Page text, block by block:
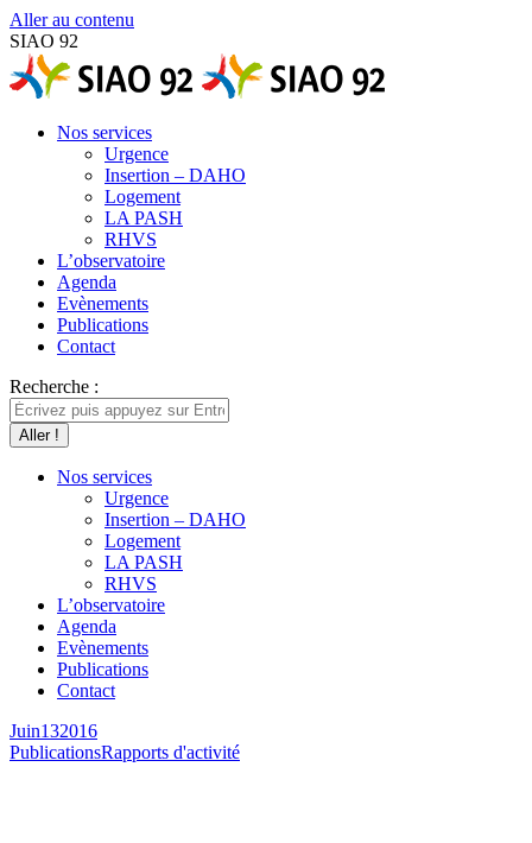
Aller au contenu
SIAO 92
Nos services
Urgence
Insertion – DAHO
Logement
LA PASH
RHVS
L’observatoire
Agenda
Evènements
Publications
Contact
Recherche :
Nos services
Urgence
Insertion – DAHO
Logement
LA PASH
RHVS
L’observatoire
Agenda
Evènements
Publications
Contact
Juin132016
PublicationsRapports d'activité